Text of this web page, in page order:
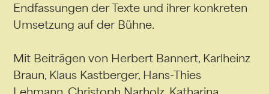
Endfassungen der Texte und ihrer konkreten
Umsetzung auf der Bühne.
Mit Beiträgen von Herbert Bannert, Karlheinz
Braun, Klaus Kastberger, Hans-Thies